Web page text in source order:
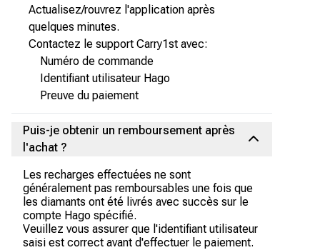
Actualisez/rouvrez l'application après
quelques minutes.
Contactez le support Carry1st avec:
Numéro de commande
Identifiant utilisateur Hago
Preuve du paiement
Puis-je obtenir un remboursement après
l'achat ?
Les recharges effectuées ne sont
généralement pas remboursables une fois que
les diamants ont été livrés avec succès sur le
compte Hago spécifié.
Veuillez vous assurer que l'identifiant utilisateur
saisi est correct avant d'effectuer le paiement.